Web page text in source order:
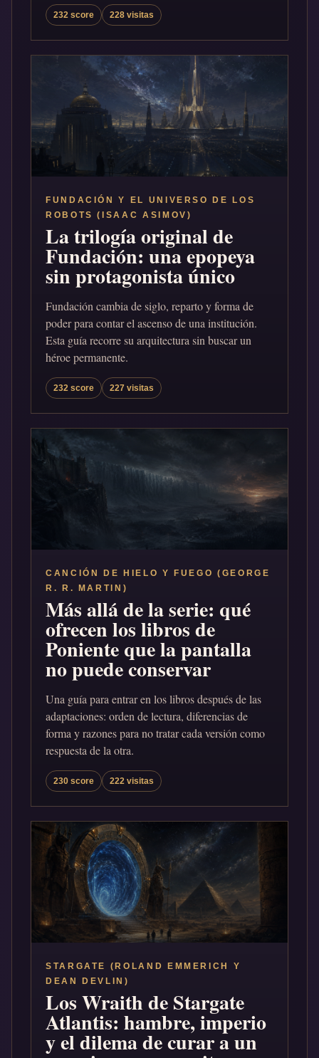
232 score 228 visitas
FUNDACIÓN Y EL UNIVERSO DE LOS
ROBOTS (ISAAC ASIMOV)
La trilogía original de
Fundación: una epopeya
sin protagonista único
Fundación cambia de siglo, reparto y forma de
poder para contar el ascenso de una institución.
Esta guía recorre su arquitectura sin buscar un
héroe permanente.
232 score 227 visitas
CANCIÓN DE HIELO Y FUEGO (GEORGE
R. R. MARTIN)
Más allá de la serie: qué
ofrecen los libros de
Poniente que la pantalla
no puede conservar
Una guía para entrar en los libros después de las
adaptaciones: orden de lectura, diferencias de
forma y razones para no tratar cada versión como
respuesta de la otra.
230 score 222 visitas
STARGATE (ROLAND EMMERICH Y
DEAN DEVLIN)
Los Wraith de Stargate
Atlantis: hambre, imperio
y el dilema de curar a un